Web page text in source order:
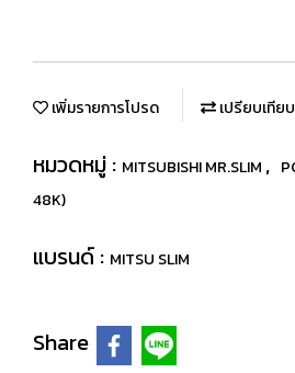
เพิ่มรายการโปรด เปรียบเทียบ
หมวดหมู่ : MITSUBISHI MR.SLIM ,
48K)
แบรนด์ : MITSU SLIM
Share